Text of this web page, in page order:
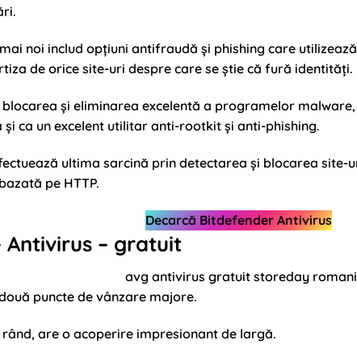
noi includ opțiuni antifraudă și phishing care utilizează
de orice site-uri despre care se știe că fură identități.
blocarea și eliminarea excelentă a programelor
și ca un excelent utilitar anti-rootkit și anti-phishing.
ultima sarcină prin detectarea și blocarea
pe HTTP.
Decarcă Bitdefender Antivirus
Antivirus – gratuit
puncte de vânzare majore.
are o acoperire impresionant de largă.